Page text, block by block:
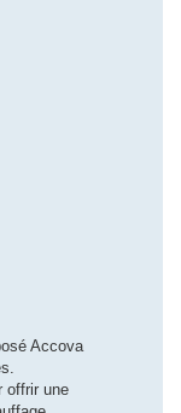
Accova
offrir une